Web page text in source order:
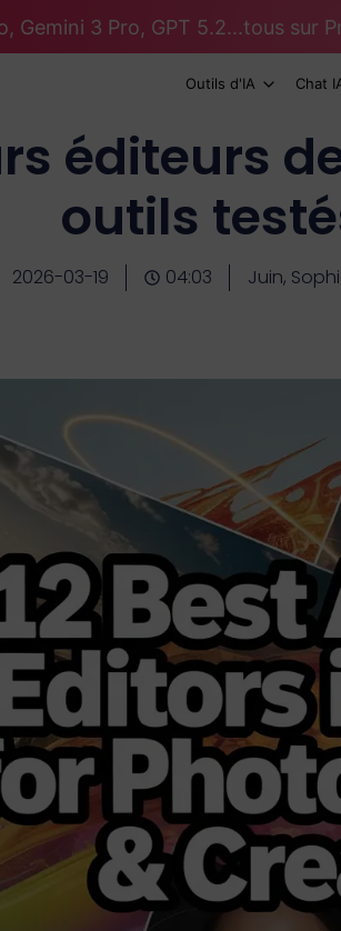
Gemini 3 Pro, GPT 5.2...tous sur
Outils d'IA Chat
éditeurs
outils
2026-03-19 04:03 Juin,